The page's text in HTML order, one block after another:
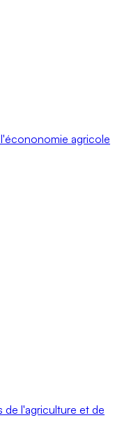
agricole
de l'agriculture et de